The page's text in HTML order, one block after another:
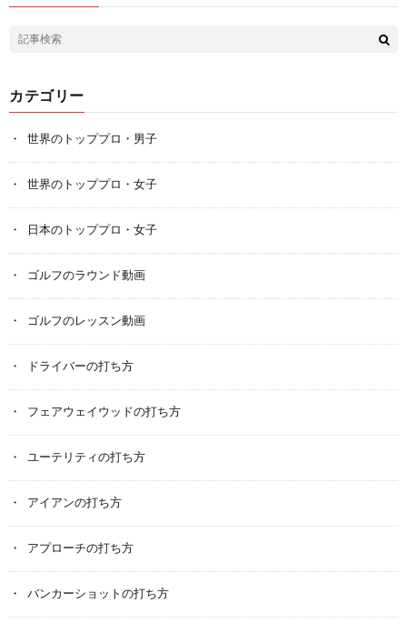
カテゴリー
世界のトッププロ・男子
世界のトッププロ・女子
日本のトッププロ・女子
ゴルフのラウンド動画
ゴルフのレッスン動画
ドライバーの打ち方
フェアウェイウッドの打ち方
ユーテリティの打ち方
アイアンの打ち方
アプローチの打ち方
バンカーショットの打ち方